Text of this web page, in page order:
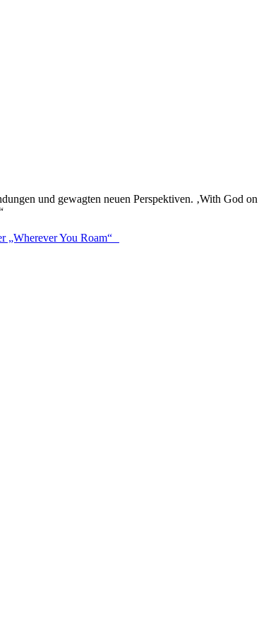
und gewagten neuen Perspektiven. ‚With God on
„Wherever You Roam“